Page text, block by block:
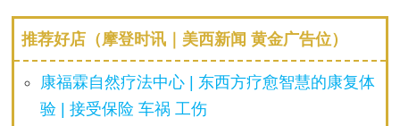
推荐好店（摩登时讯｜美西新闻 黄金广告位）
康福霖自然疗法中心 | 东西方疗愈智慧的康复体
验 | 接受保险 车祸 工伤